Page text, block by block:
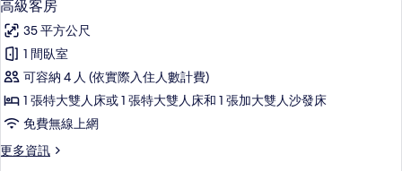
人
床
的
所
有
相
片
特
大
雙
人
床
的
詳
情
示
高
級
客
房
所
高級客房
35 平方公尺
1 間臥室
可容納 4 人 (依實際入住人數計費)
1 張特大雙人床或 1 張特大雙人床和 1 張加大雙人沙發床
免費無線上網
更多資訊
更